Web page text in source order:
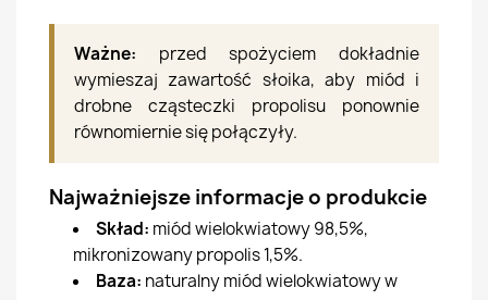
Ważne: przed spożyciem dokładnie
wymieszaj zawartość słoika, aby miód i
drobne cząsteczki propolisu ponownie
równomiernie się połączyły.
Najważniejsze informacje o produkcie
Skład: miód wielokwiatowy 98,5%,
mikronizowany propolis 1,5%.
Baza: naturalny miód wielokwiatowy w